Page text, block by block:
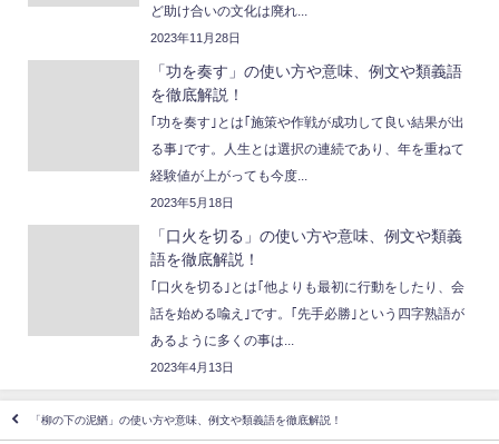
ど助け合いの文化は廃れ...
2023年11月28日
「功を奏す」の使い方や意味、例文や類義語
を徹底解説！
｢功を奏す｣とは｢施策や作戦が成功して良い結果が出
る事｣です。人生とは選択の連続であり、年を重ねて
経験値が上がっても今度...
2023年5月18日
「口火を切る」の使い方や意味、例文や類義
語を徹底解説！
｢口火を切る｣とは｢他よりも最初に行動をしたり、会
話を始める喩え｣です。｢先手必勝｣という四字熟語が
あるように多くの事は...
2023年4月13日
「柳の下の泥鰌」の使い方や意味、例文や類義語を徹底解説！